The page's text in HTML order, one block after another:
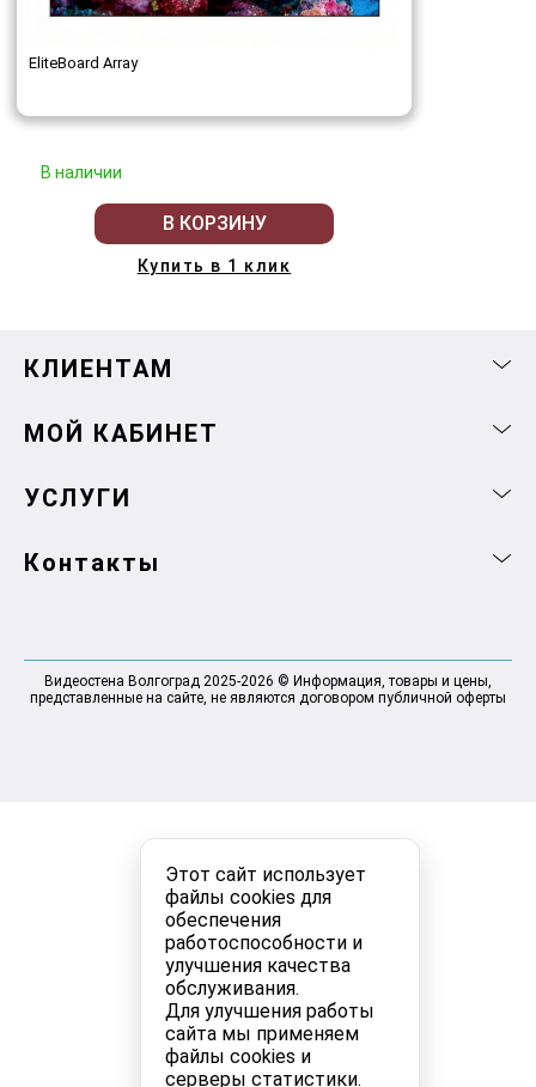
Этот сайт использует
файлы cookies для
обеспечения
работоспособности и
улучшения качества
обслуживания.
Для улучшения работы
сайта мы применяем
файлы cookies и
серверы статистики.
EliteBoard Array
В наличии
В КОРЗИНУ
Купить в 1 клик
КЛИЕНТАМ
МОЙ КАБИНЕТ
УСЛУГИ
Контакты
Видеостена Волгоград 2025-2026 © Информация, товары и цены,
представленные на сайте, не являются договором публичной оферты